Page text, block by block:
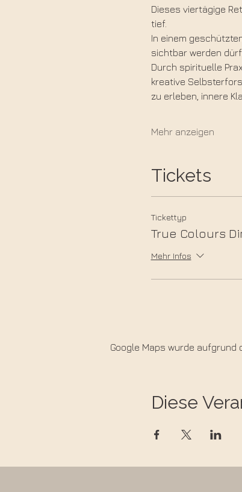
Dieses viertägige
tief.
In einem
sichtbar werden
Durch spirituelle
kreative
zu erleben, innere
Mehr anzeigen
Tickets
Tickettyp
True Colours
Mehr Infos
Google Maps wurde
Diese